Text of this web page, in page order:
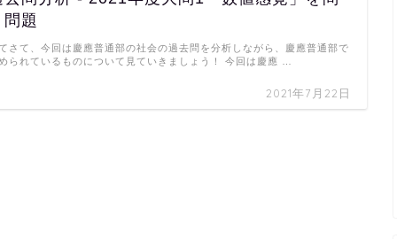
問題
2021年7月22日
さて、今回は慶應普通部の社会の過去問を分析しながら、慶應普通部で
られているものについて見ていきましょう！ 今回は慶應 …